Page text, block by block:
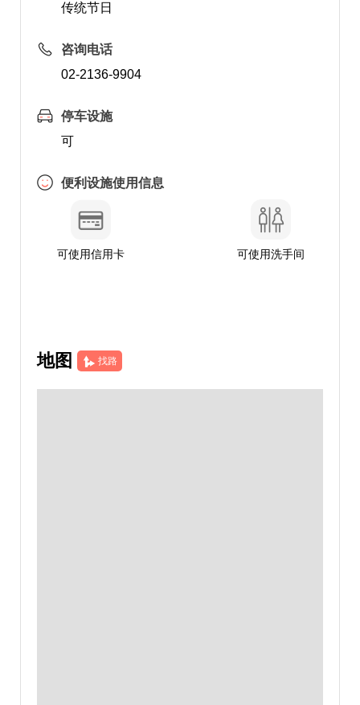
传统节日
咨询电话
02-2136-9904
停车设施
可
便利设施使用信息
可使用信用卡 可使用洗手间
地图 找路